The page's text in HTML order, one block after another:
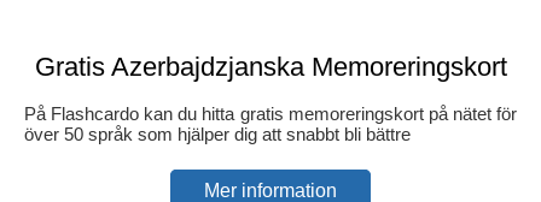
Gratis Azerbajdzjanska Memoreringskort
På Flashcardo kan du hitta gratis memoreringskort på nätet för
över 50 språk som hjälper dig att snabbt bli bättre
Mer information